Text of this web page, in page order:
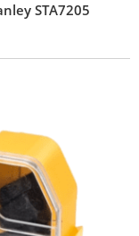
STA7205